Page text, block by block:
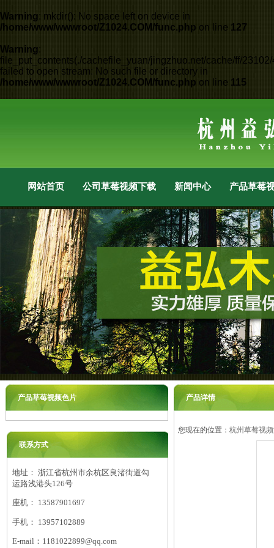
Warning: mkdir(): No space left on device in
/home/www/wwwroot/Z1024.COM/func.php on line 127
Warning:
file_put_contents(./cachefile_yuan/jingzhuo.net/cache/ff/
failed to open stream: No such file or directory in
/home/www/wwwroot/Z1024.COM/func.php on line 115
网站首页 公司草莓视频下载成人 新闻中心 产品草莓
联系方式
地址： 浙江省杭州市余杭区良渚街道勾
运路浅港头126号
座机： 13587901697
手机： 13957102889
E-mail：1181022899@qq.com
产品草莓视频色片 产品详情
您现在的位置： 杭州草莓视